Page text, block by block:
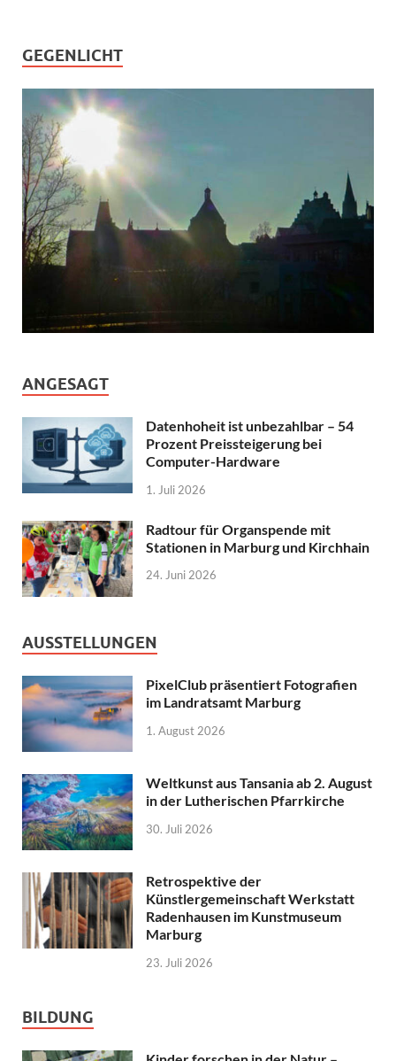
GEGENLICHT
ANGESAGT
Datenhoheit ist unbezahlbar – 54
Prozent Preissteigerung bei
Computer-Hardware
1. Juli 2026
Radtour für Organspende mit
Stationen in Marburg und Kirchhain
24. Juni 2026
AUSSTELLUNGEN
PixelClub präsentiert Fotografien
im Landratsamt Marburg
1. August 2026
Weltkunst aus Tansania ab 2. August
in der Lutherischen Pfarrkirche
30. Juli 2026
Retrospektive der
Künstlergemeinschaft Werkstatt
Radenhausen im Kunstmuseum
Marburg
23. Juli 2026
BILDUNG